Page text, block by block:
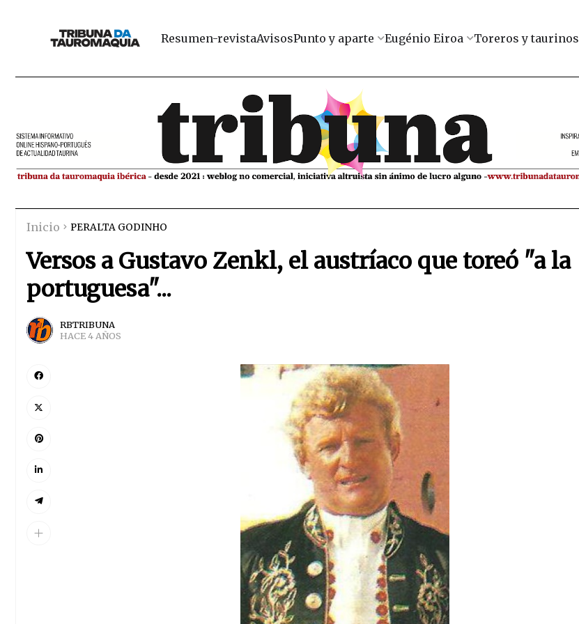
Resumen-revistaAvisosPunto y aparte Eugénio Eiroa Toreros y taurinos
Inicio PERALTA GODINHO
Versos a Gustavo Zenkl, el austríaco que toreó "a la
portuguesa"...
RBTRIBUNA
HACE 4 AÑOS